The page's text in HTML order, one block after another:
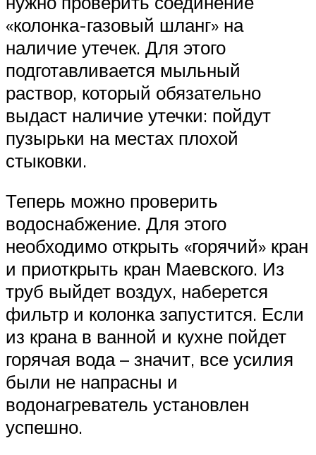
«колонка-газовый шланг» на
наличие утечек. Для этого
подготавливается мыльный
раствор, который обязательно
выдаст наличие утечки: пойдут
пузырьки на местах плохой
стыковки.
Теперь можно проверить
водоснабжение. Для этого
необходимо открыть «горячий» кран
и приоткрыть кран Маевского. Из
труб выйдет воздух, наберется
фильтр и колонка запустится. Если
из крана в ванной и кухне пойдет
горячая вода – значит, все усилия
были не напрасны и
водонагреватель установлен
успешно.